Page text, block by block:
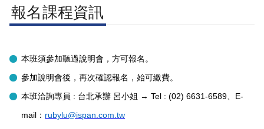
報名課程資訊
本班須參加聽過說明會，方可報名。
參加說明會後，再次確認報名，始可繳費。
本班洽詢專員 : 台北承辦 呂小姐 → Tel : (02) 6631-6589、E-
mail： rubylu@ispan.com.tw